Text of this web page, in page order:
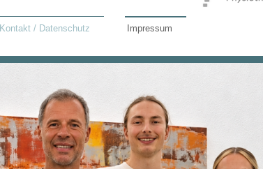
Kontakt / Datenschutz Impressum